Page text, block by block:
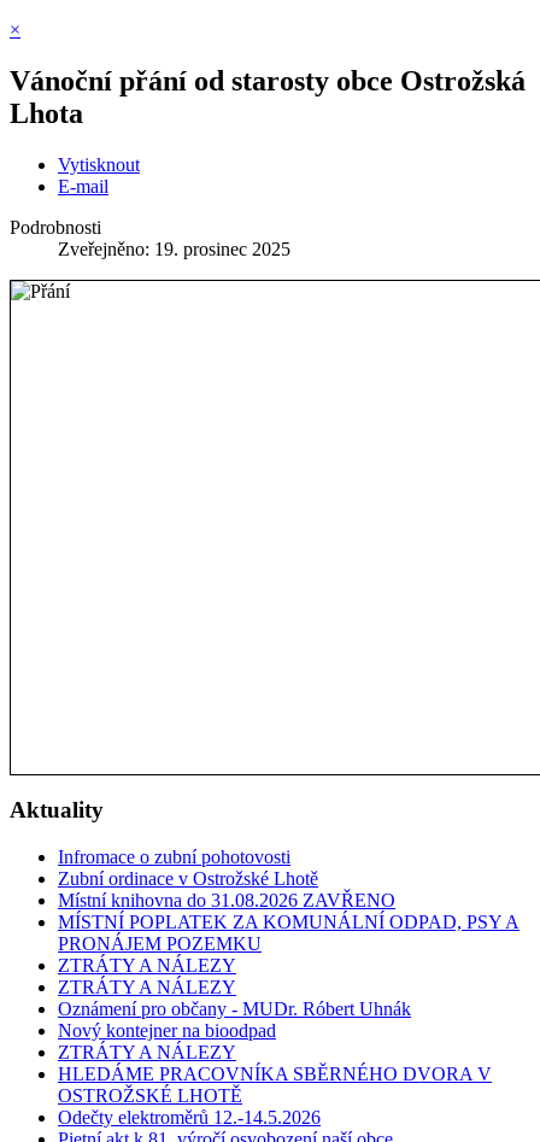
×
Vánoční přání od starosty obce Ostrožská
Lhota
Vytisknout
E-mail
Podrobnosti
Zveřejněno: 19. prosinec 2025
Aktuality
Infromace o zubní pohotovosti
Zubní ordinace v Ostrožské Lhotě
Místní knihovna do 31.08.2026 ZAVŘENO
MÍSTNÍ POPLATEK ZA KOMUNÁLNÍ ODPAD, PSY A
PRONÁJEM POZEMKU
ZTRÁTY A NÁLEZY
ZTRÁTY A NÁLEZY
Oznámení pro občany - MUDr. Róbert Uhnák
Nový kontejner na bioodpad
ZTRÁTY A NÁLEZY
HLEDÁME PRACOVNÍKA SBĚRNÉHO DVORA V
OSTROŽSKÉ LHOTĚ
Odečty elektroměrů 12.-14.5.2026